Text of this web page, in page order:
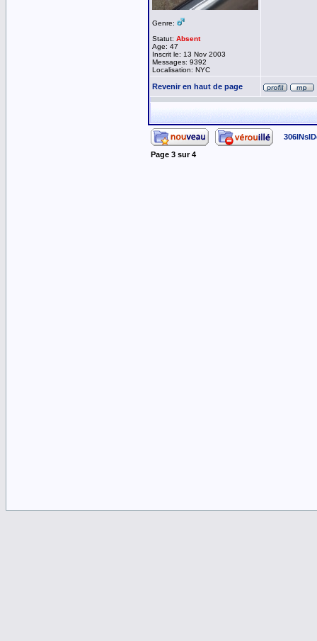
Genre:
Statut: Absent
Age: 47
Inscrit le: 13 Nov 2003
Messages: 9392
Localisation: NYC
Revenir en haut de page
Page 3 sur4